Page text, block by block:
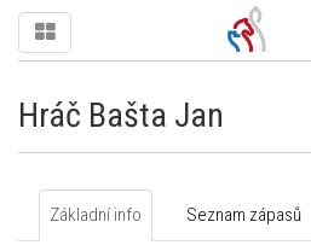
Hráč Bašta Jan
Základní info Seznam zápasů